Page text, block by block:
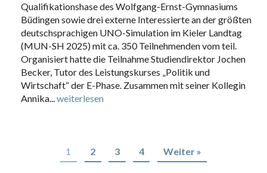
Qualifikationshase des Wolfgang-Ernst-Gymnasiums
Büdingen sowie drei externe Interessierte an der größten
deutschsprachigen UNO-Simulation im Kieler Landtag
(MUN-SH 2025) mit ca. 350 Teilnehmenden vom teil.
Organisiert hatte die Teilnahme Studiendirektor Jochen
Becker, Tutor des Leistungskurses „Politik und
Wirtschaft“ der E-Phase. Zusammen mit seiner Kollegin
Annika...weiterlesen
1 2 3 4 Weiter »